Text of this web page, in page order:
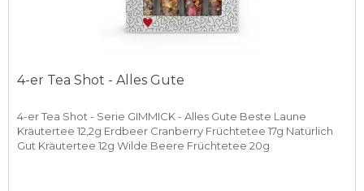
4-er Tea Shot - Alles Gute
4-er Tea Shot - Serie GIMMICK - Alles Gute Beste Laune
Kräutertee 12,2g Erdbeer Cranberry Früchtetee 17g Natürlich
Gut Kräutertee 12g Wilde Beere Früchtetee 20g